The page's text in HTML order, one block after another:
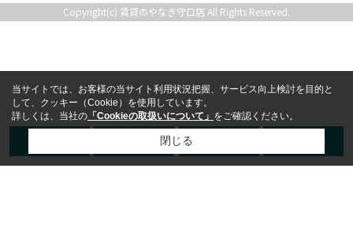
お問合せ
Copyright(c) 賃貸のやなぎ守口店 All Rights Reserved.
当サイトでは、お客様の当サイト利用状況把握、サービス向上検討を目的と
して、クッキー（Cookie）を使用しています。
詳しくは、当社の 「Cookieの取扱いについて」 をご確認ください。
閉じる